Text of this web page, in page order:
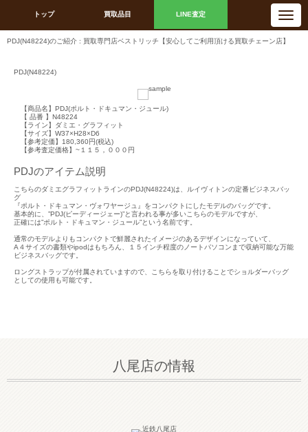
トップ 買取品目 LINE査定
N
a
v
PDJ(N48224)のご紹介 : 買取専門店ベストリッチ【安心してご利用頂ける買取チェーン店】
PDJ(N48224)
【商品名】PDJ(ポルト・ドキュマン・ジュール)
【 品番 】N48224
【ライン】ダミエ・グラフィット
【サイズ】W37×H28×D6
【参考定価】180,360円(税込)
【参考査定価格】~１１５，０００円
PDJのアイテム説明
こちらのダミエグラフィットラインのPDJ(N48224)は、ルイヴィトンの定番ビジネスバッ
グ
『ポルト・ドキュマン・ヴォワヤージュ』をコンパクトにしたモデルのバッグです。
基本的に、”PDJ(ピーディージェー)”と言われる事が多いこちらのモデルですが、
正確には”ポルト・ドキュマン・ジュール”という名前です。
通常のモデルよりもコンパクトで鮮麗されたイメージのあるデザインになっていて、
A４サイズの書類やipodはもちろん、１５インチ程度のノートパソコンまで収納可能な万能
ビジネスバッグです。
ロングストラップが付属されていますので、こちらを取り付けることでショルダーバッグ
としての使用も可能です。
八尾店の情報